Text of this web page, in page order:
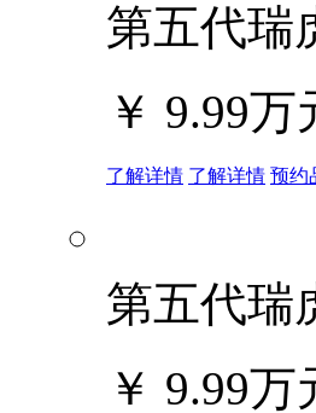
第五代瑞
￥ 9.99万
了解详情 了解详情 预约
第五代瑞
￥ 9.99万